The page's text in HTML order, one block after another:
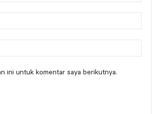
ini untuk komentar saya berikutnya.